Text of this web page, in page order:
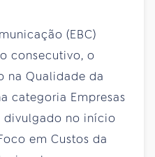
(EBC)
consecutivo, o
na Qualidade da
categoria Empresas
divulgado no início
em Custos da